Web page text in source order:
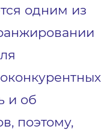
одним из
и об
поэтому,